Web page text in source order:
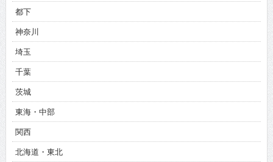
都下
神奈川
埼玉
千葉
茨城
東海・中部
関西
北海道・東北